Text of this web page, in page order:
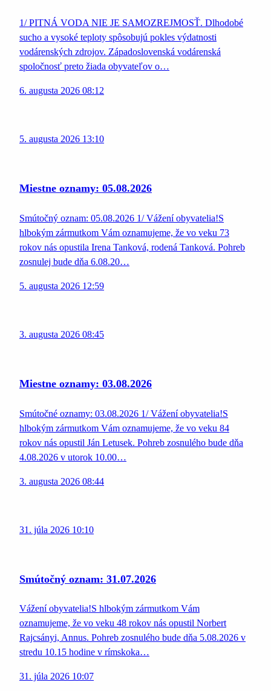
1/ PITNÁ VODA NIE JE SAMOZREJMOSŤ. Dlhodobé
sucho a vysoké teploty spôsobujú pokles výdatnosti
vodárenských zdrojov. Západoslovenská vodárenská
spoločnosť preto žiada obyvateľov o…
6. augusta 2026 08:12
5. augusta 2026 13:10
Miestne oznamy: 05.08.2026
Smútočný oznam: 05.08.2026 1/ Vážení obyvatelia!S
hlbokým zármutkom Vám oznamujeme, že vo veku 73
rokov nás opustila Irena Tanková, rodená Tanková. Pohreb
zosnulej bude dňa 6.08.20…
5. augusta 2026 12:59
3. augusta 2026 08:45
Miestne oznamy: 03.08.2026
Smútočné oznamy: 03.08.2026 1/ Vážení obyvatelia!S
hlbokým zármutkom Vám oznamujeme, že vo veku 84
rokov nás opustil Ján Letusek. Pohreb zosnulého bude dňa
4.08.2026 v utorok 10.00…
3. augusta 2026 08:44
31. júla 2026 10:10
Smútočný oznam: 31.07.2026
Vážení obyvatelia!S hlbokým zármutkom Vám
oznamujeme, že vo veku 48 rokov nás opustil Norbert
Rajcsányi, Annus. Pohreb zosnulého bude dňa 5.08.2026 v
stredu 10.15 hodine v rímskoka…
31. júla 2026 10:07